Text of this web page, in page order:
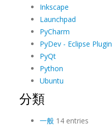
Inkscape
Launchpad
PyCharm
PyDev - Eclipse Plugin
PyQt
Python
Ubuntu
分類
一般14 entries